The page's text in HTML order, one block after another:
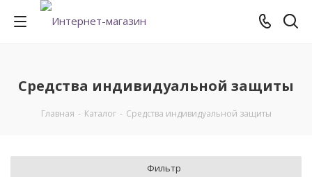
Средства индивидуальной защиты
Главная - Каталог - Средства индивидуальной защиты
Фильтр